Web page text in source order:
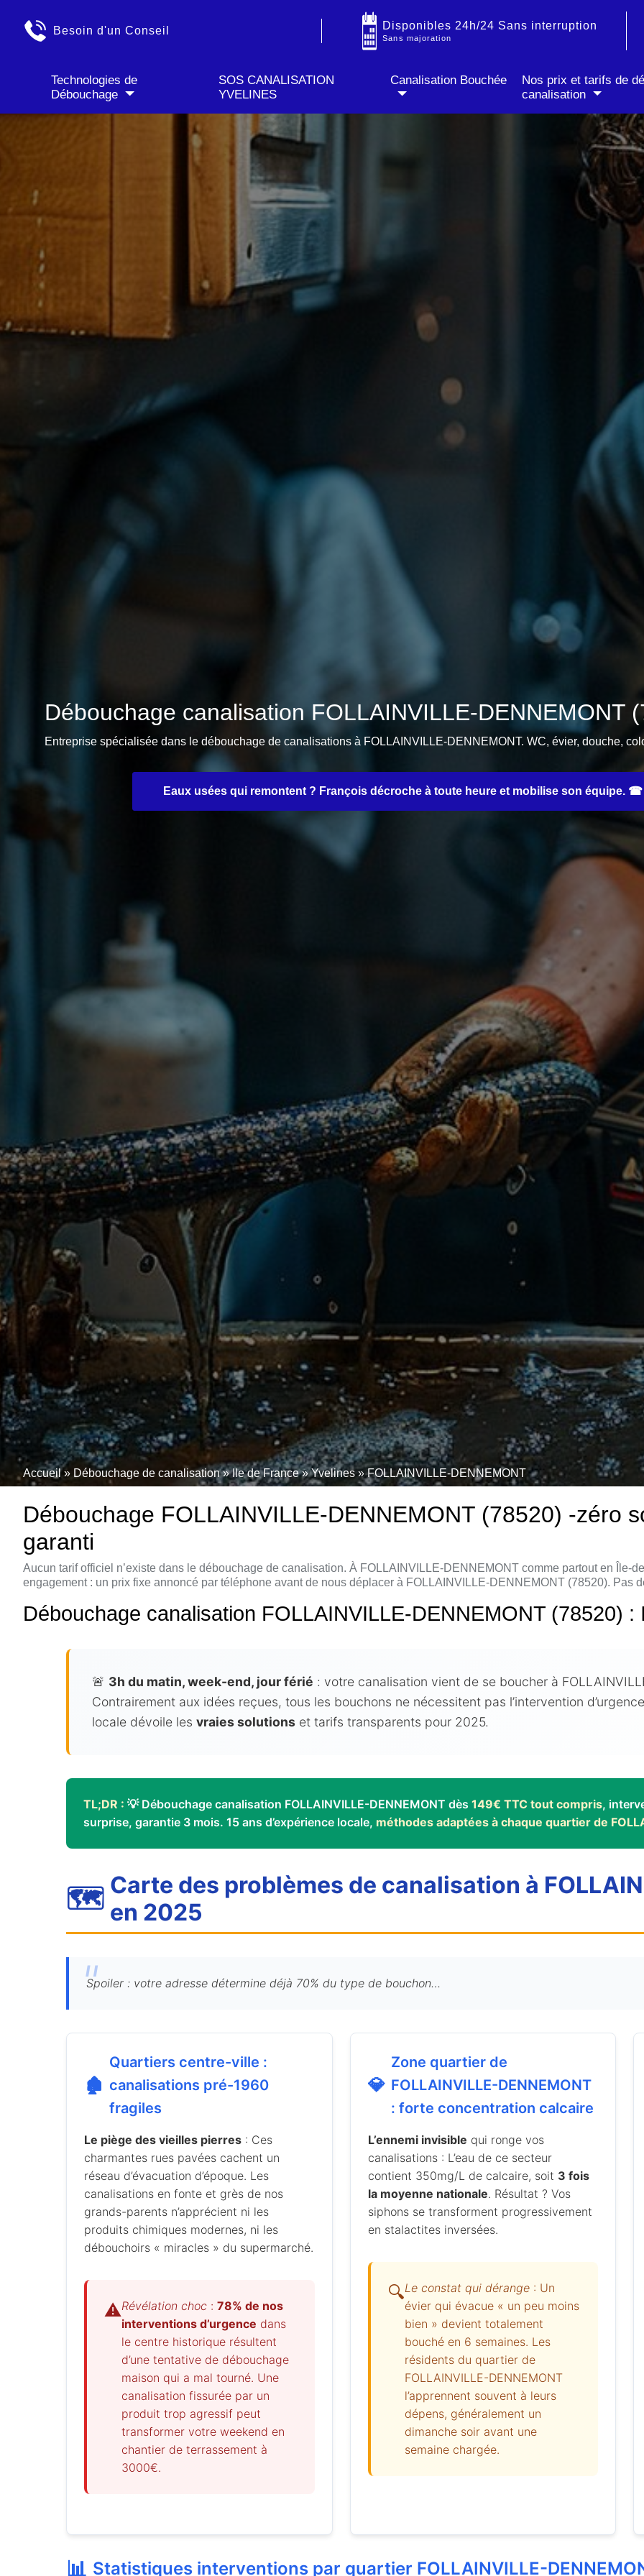
Besoin d'un Conseil
Disponibles 24h/24 Sans interruption
Sans majoration
Technologies de
Débouchage
SOS CANALISATION
YVELINES
Canalisation Bouchée
Nos prix et tarifs de
canalisation
✓ Prix fixe annoncé par téléphone✓ Sans majoration soir & week-end
Débouchage canalisation FOLLAINVILLE-DENNEMONT
Entreprise spécialisée dans le débouchage de canalisations à FOLLAINVILLE-DENNEMONT. WC, évier, douche,
Eaux usées qui remontent ? François décroche à toute heure et mobilise son équipe.
Accueil» Débouchage de canalisation»Ile de France»Yvelines»FOLLAINVILLE-DENNEMONT
Débouchage FOLLAINVILLE-DENNEMONT (78520) -zéro
garanti
Aucun tarif officiel n’existe dans le débouchage de canalisation. À FOLLAINVILLE-DENNEMONT comme partout en Île-
engagement : un prix fixe annoncé par téléphone avant de nous déplacer à FOLLAINVILLE-DENNEMONT (78520). Pas
Débouchage canalisation FOLLAINVILLE-DENNEMONT (78520)
🚨 3h du matin, week-end, jour férié : votre canalisation vient de se boucher à
Contrairement aux idées reçues, tous les bouchons ne nécessitent pas l’intervention
locale dévoile les vraies solutions et tarifs transparents pour 2025.
TL;DR : 💡 Débouchage canalisation FOLLAINVILLE-DENNEMONT dès 149€ TTC tout compris,
surprise, garantie 3 mois. 15 ans d’expérience locale, méthodes adaptées à chaque quartier de
🗺️ Carte des problèmes de canalisation à
en 2025
Spoiler : votre adresse détermine déjà 70% du type de bouchon…
🏚️
Quartiers centre-ville :
canalisations pré-1960
fragiles
Le piège des vieilles pierres : Ces
charmantes rues pavées cachent un
réseau d’évacuation d’époque. Les
canalisations en fonte et grès de nos
grands-parents n’apprécient ni les
produits chimiques modernes, ni les
débouchoirs « miracles » du supermarché.
⚠️Révélation choc : 78% de nos
interventions d’urgence dans
le centre historique résultent
d’une tentative de débouchage
maison qui a mal tourné. Une
canalisation fissurée par un
produit trop agressif peut
transformer votre weekend en
chantier de terrassement à
3000€.
💎
Zone quartier de
FOLLAINVILLE-DENNEMONT
: forte concentration calcaire
L’ennemi invisible qui ronge vos
canalisations : L’eau de ce secteur
contient 350mg/L de calcaire, soit 3 fois
la moyenne nationale. Résultat ? Vos
siphons se transforment progressivement
en stalactites inversées.
🔍Le constat qui dérange: Un
évier qui évacue « un peu moins
bien » devient totalement
bouché en 6 semaines. Les
résidents du quartier de
FOLLAINVILLE-DENNEMONT
l’apprennent souvent à leurs
dépens, généralement un
dimanche soir avant une
semaine chargée.
📊 Statistiques interventions par quartier FOLLAINVILLE-